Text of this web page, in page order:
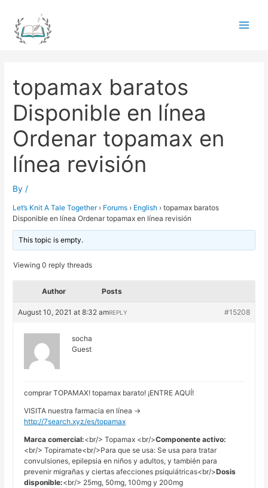
content
topamax baratos
Disponible en línea
Ordenar topamax en
línea revisión
By /
Let’s Knit A Tale Together › Forums › English › topamax baratos
Disponible en línea Ordenar topamax en línea revisión
This topic is empty.
Viewing 0 reply threads
Author Posts
August 10, 2021 at 8:32 am #15208
REPLY
socha
Guest
comprar TOPAMAX! topamax barato! ¡ENTRE AQUÍ!
VISITA nuestra farmacia en línea ->
http://7search.xyz/es/topamax
Marca comercial:<br/> Topamax <br/>Componente activo:
<br/> Topiramate<br/>Para que se usa: Se usa para tratar
convulsiones, epilepsia en niños y adultos, y también para
prevenir migrañas y ciertas afecciones psiquiátricas<br/>Dosis
disponible:<br/> 25mg, 50mg, 100mg y 200mg